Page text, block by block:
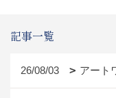
記事一覧
26/08/03 アート